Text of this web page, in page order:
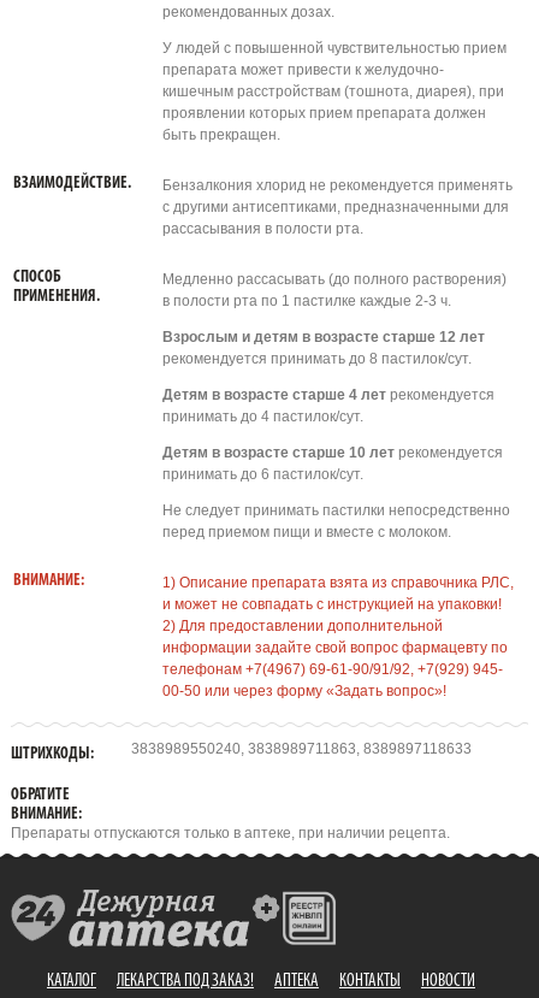
рекомендованных дозах.
У людей с повышенной чувствительностью прием
препарата может привести к желудочно-
кишечным расстройствам (тошнота, диарея), при
проявлении которых прием препарата должен
быть прекращен.
ВЗАИМОДЕЙСТВИЕ.
Бензалкония хлорид не рекомендуется применять
с другими антисептиками, предназначенными для
рассасывания в полости рта.
СПОСОБ
ПРИМЕНЕНИЯ.
Медленно рассасывать (до полного растворения)
в полости рта по 1 пастилке каждые 2-3 ч.
Взрослым и детям в возрасте старше 12 лет
рекомендуется принимать до 8 пастилок/сут.
Детям в возрасте старше 4 летрекомендуется
принимать до 4 пастилок/сут.
Детям в возрасте старше 10 летрекомендуется
принимать до 6 пастилок/сут.
Не следует принимать пастилки непосредственно
перед приемом пищи и вместе с молоком.
ВНИМАНИЕ:
1) Описание препарата взята из справочника РЛС,
и может не совпадать с инструкцией на упаковки!
2) Для предоставлении дополнительной
информации задайте свой вопрос фармацевту по
телефонам +7(4967) 69-61-90/91/92, +7(929) 945-
00-50 или через форму «Задать вопрос»!
ШТРИХКОДЫ: 3838989550240, 3838989711863, 8389897118633
ОБРАТИТЕ
ВНИМАНИЕ:
Препараты отпускаются только в аптеке, при наличии рецепта.
КАТАЛОГ ЛЕКАРСТВА ПОД ЗАКАЗ! АПТЕКА КОНТАКТЫ НОВОСТИ